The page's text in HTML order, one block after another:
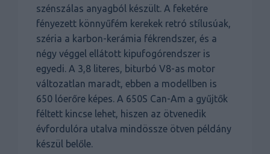
szénszálas anyagból készült. A feketére
fényezett könnyűfém kerekek retró stílusúak,
széria a karbon-kerámia fékrendszer, és a
négy véggel ellátott kipufogórendszer is
egyedi. A 3,8 literes, biturbó V8-as motor
változatlan maradt, ebben a modellben is
650 lóerőre képes. A 650S Can-Am a gyűjtők
féltett kincse lehet, hiszen az ötvenedik
évfordulóra utalva mindössze ötven példány
készül belőle.